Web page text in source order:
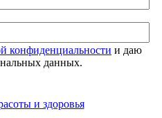
конфиденциальности и даю
данных.
и здоровья